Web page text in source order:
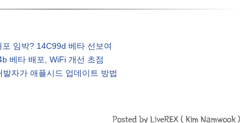
임박? 14C99d 베타 선보여
베타 배포, WiFi 개선 초점
자가 애플시드 업데이트 방법